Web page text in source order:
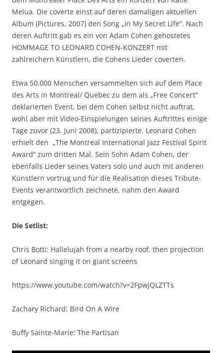
Melua. Die coverte einst auf deren damaligen aktuellen
Album (Pictures, 2007) den Song „In My Secret Life“. Nach
deren Auftritt gab es ein von Adam Cohen gehostetes
HOMMAGE TO LEONARD COHEN-KONZERT mit
zahlreichern Künstlern, die Cohens Lieder coverten.
Etwa 50.000 Menschen versammelten sich auf dem Place
des Arts in Montreal/ Quebec zu dem als „Free Concert“
deklarierten Event, bei dem Cohen selbst nicht auftrat,
wohl aber mit Video-Einspielungen seines Auftrittes einige
Tage zuvor (23. Juni 2008), partizipierte. Leonard Cohen
erhielt den „The Montreal International Jazz Festival Spirit
Award“ zum dritten Mal. Sein Sohn Adam Cohen, der
ebenfalls Lieder seines Vaters solo und auch mit anderen
Künstlern vortrug und für die Realisation dieses Tribute-
Events verantwortlich zeichnete, nahm den Award
entgegen.
Die Setlist:
Chris Botti: Hallelujah from a nearby roof, then projection
of Leonard singing it on giant screens
https://www.youtube.com/watch?v=2FpwjQLZTTs
Zachary Richard: Bird On A Wire
Buffy Sainte-Marie: The Partisan